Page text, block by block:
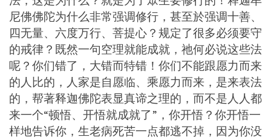
尼佛佛陀为什么非常强调修行，甚至於强调十善、
四无量、六度万行、菩提心？规定了很多必须要守
的戒律？既然一句空理就能成就，祂何必说这些法
呢？你们错了，大错而特错！你们不能跟愿力而来
的人比的，人家是自愿临、乘愿力而来，是来表法
的，帮著释迦佛陀表显真谛之理的，而不是人人都
来一个“顿悟、开悟就成就了”，你开悟？你开悟一
样地告诉你，生老病死苦一点都逃不掉，因为你没